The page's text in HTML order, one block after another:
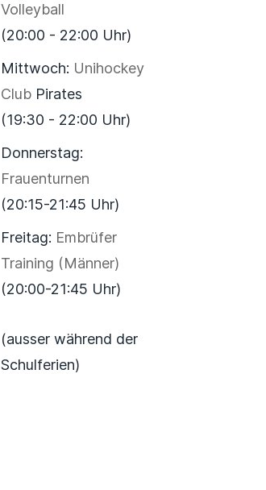
Volleyball
(20:00 - 22:00 Uhr)
Mittwoch: Unihockey
Club Pirates
(19:30 - 22:00 Uhr)
Donnerstag:
Frauenturnen
(20:15-21:45 Uhr)
Freitag: Embrüfer
Training (Männer)
(20:00-21:45 Uhr)
(ausser während der
Schulferien)